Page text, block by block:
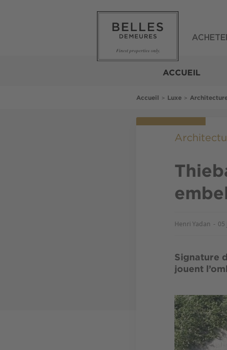
ACCUEIL
Fil
Accueil > Luxe >
Henri Yadan 05
Signature
jouent
Image